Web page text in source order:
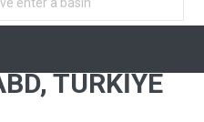
TÜRKIYE